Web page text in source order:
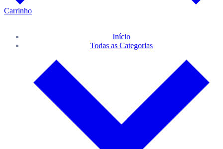
Carrinho
Início
Todas as Categorias